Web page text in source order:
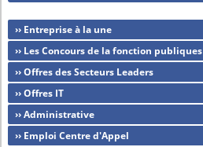
›› Entreprise à la une
›› Les Concours de la fonction publiques
›› Offres des Secteurs Leaders
›› Offres IT
›› Administrative
›› Emploi Centre d'Appel